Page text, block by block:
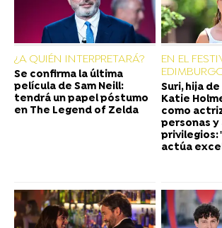
¿A QUIÉN INTERPRETARÁ?
Se confirma la última
película de Sam Neill:
tendrá un papel póstumo
en The Legend of Zelda
EN EL
Suri, hija
Katie
como
personas y
privilegios:
actúa